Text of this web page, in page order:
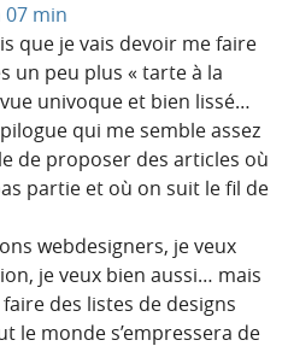
07 min
que je vais devoir me faire
un peu plus « tarte à la
univoque et bien lissé…
qui me semble assez
de proposer des articles où
partie et où on suit le fil de
webdesigners, je veux
je veux bien aussi… mais
des listes de designs
le monde s’empressera de